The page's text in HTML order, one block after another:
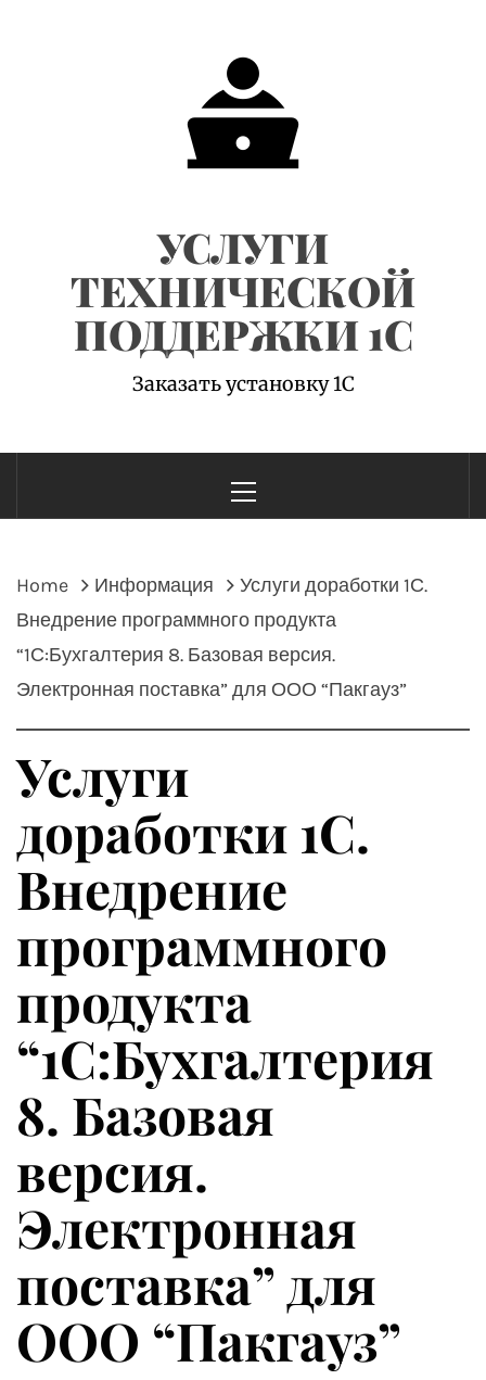
УСЛУГИ
ТЕХНИЧЕСКОЙ
ПОДДЕРЖКИ 1С
Заказать установку 1С
Menu
Home Информация
Услуги доработки 1С.
Внедрение программного продукта
“1С:Бухгалтерия 8. Базовая версия.
Электронная поставка” для ООО “Пакгауз”
Услуги
доработки 1С.
Внедрение
программного
продукта
“1С:Бухгалтерия
8. Базовая
версия.
Электронная
поставка” для
ООО “Пакгауз”